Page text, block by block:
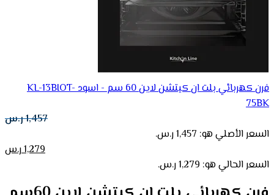
فرن كهربائي بلت ان كيتشن لاين 60 سم - اسود KL-13BIOT-
75BK
1,457ر.س
السعر الأصلي هو: 1,457 ر.س.
1,279ر.س
السعر الحالي هو: 1,279 ر.س.